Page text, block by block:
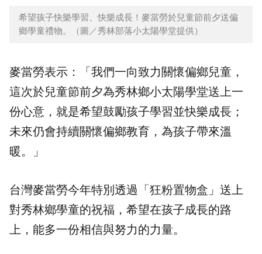
希望孩子快樂學習、快樂成長！麥當勞於兒童節前夕送偏
鄉學童禮物。（圖／秀林部落小太陽學堂提供）
麥當勞表示：「我們一向致力關懷偏鄉兒童，
這次於兒童節前夕為秀林鄉小太陽學堂送上一
份心意，就是希望鼓勵孩子學習並快樂成長；
未來仍會持續關懷偏鄉教育，為孩子帶來溫
暖。」
台灣麥當勞今年特別透過「狂粉置物盒」送上
對秀林鄉學童的祝福，希望在孩子成長的路
上，能多一份相信與努力的力量。